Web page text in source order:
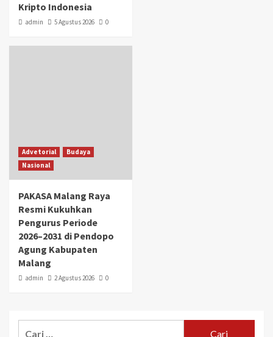
Kripto Indonesia
admin 5 Agustus 2026 0
Advetorial
Budaya
Nasional
PAKASA Malang Raya
Resmi Kukuhkan
Pengurus Periode
2026–2031 di Pendopo
Agung Kabupaten
Malang
admin 2 Agustus 2026 0